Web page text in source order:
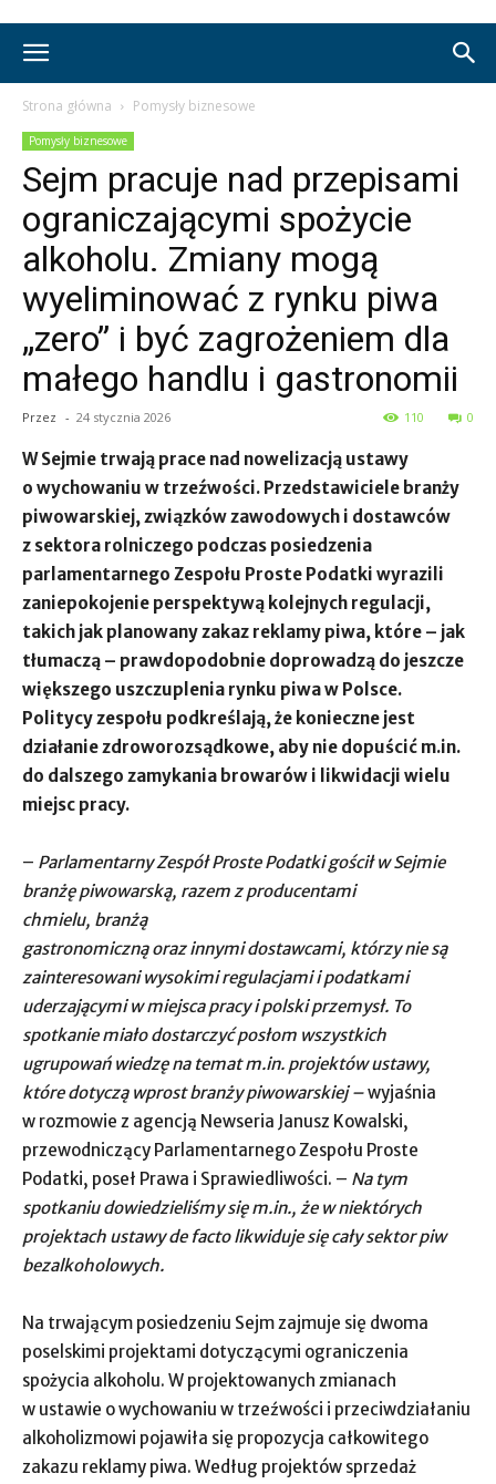
Strona główna Pomysły biznesowe
Pomysły biznesowe
Sejm pracuje nad przepisami
ograniczającymi spożycie
alkoholu. Zmiany mogą
wyeliminować z rynku piwa
„zero” i być zagrożeniem dla
małego handlu i gastronomii
Przez - 24 stycznia 2026 0
110
W Sejmie trwają prace nad nowelizacją ustawy
o wychowaniu w trzeźwości. Przedstawiciele branży
piwowarskiej, związków zawodowych i dostawców
z sektora rolniczego podczas posiedzenia
parlamentarnego Zespołu Proste Podatki wyrazili
zaniepokojenie perspektywą kolejnych regulacji,
takich jak planowany zakaz reklamy piwa, które – jak
tłumaczą – prawdopodobnie doprowadzą do jeszcze
większego uszczuplenia rynku piwa w Polsce.
Politycy zespołu podkreślają, że konieczne jest
działanie zdroworozsądkowe, aby nie dopuścić m.in.
do dalszego zamykania browarów i likwidacji wielu
miejsc pracy.
– Parlamentarny Zespół Proste Podatki gościł w Sejmie
branżę piwowarską, razem z producentami
chmielu, branżą
gastronomiczną oraz innymi dostawcami, którzy nie są
zainteresowani wysokimi regulacjami i podatkami
uderzającymi w miejsca pracy i polski przemysł. To
spotkanie miało dostarczyć posłom wszystkich
ugrupowań wiedzę na temat m.in. projektów ustawy,
które dotyczą wprost branży piwowarskiej –wyjaśnia
w rozmowie z agencją Newseria Janusz Kowalski,
przewodniczący Parlamentarnego Zespołu Proste
Podatki, poseł Prawa i Sprawiedliwości. – Na tym
spotkaniu dowiedzieliśmy się m.in., że w niektórych
projektach ustawy de facto likwiduje się cały sektor piw
bezalkoholowych.
Na trwającym posiedzeniu Sejm zajmuje się dwoma
poselskimi projektami dotyczącymi ograniczenia
spożycia alkoholu. W projektowanych zmianach
w ustawie o wychowaniu w trzeźwości i przeciwdziałaniu
alkoholizmowi pojawiła się propozycja całkowitego
zakazu reklamy piwa. Według projektów sprzedaż